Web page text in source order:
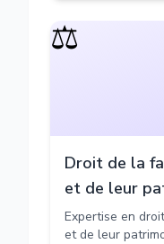
⚖️
Droit de la
et de leur
Expertise en
et de leur